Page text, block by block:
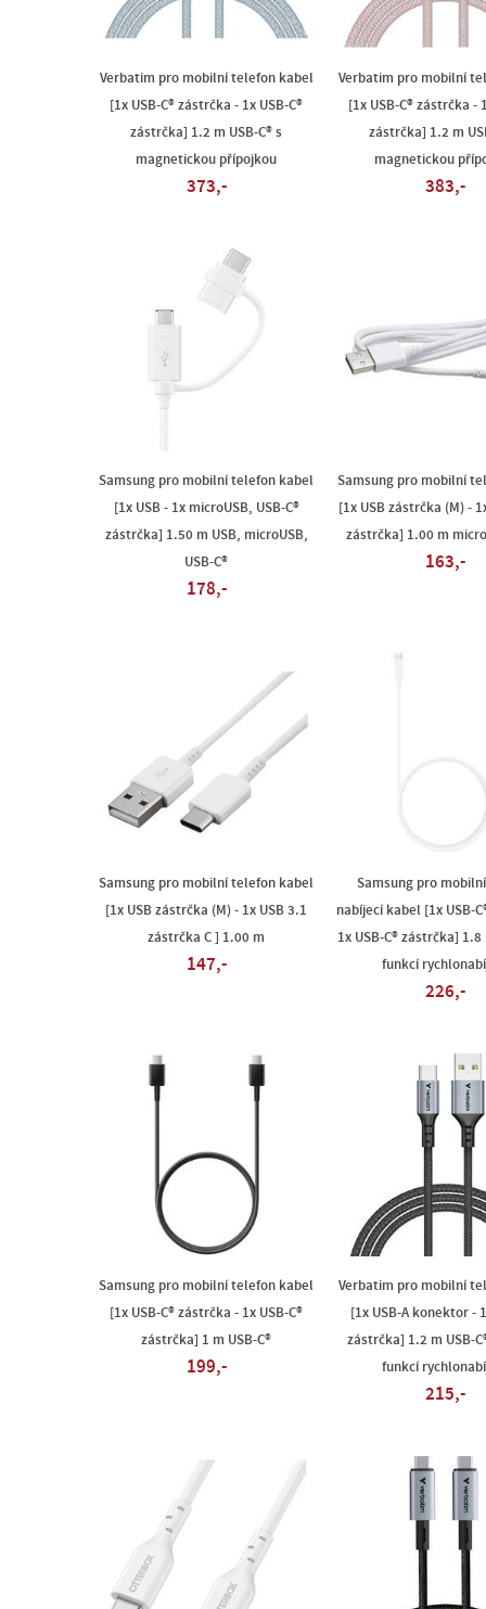
Verbatim pro mobilní telefon kabel
[1x USB-C® zástrčka - 1x USB-C®
zástrčka] 1.2 m USB-C® s
magnetickou přípojkou
373,-
Verbatim pro mobilní
[1x USB-C® zástrčka -
zástrčka] 1.2 m
magnetickou
383,-
Samsung pro mobilní telefon kabel
[1x USB - 1x microUSB, USB-C®
zástrčka] 1.50 m USB, microUSB,
USB-C®
178,-
Samsung pro mobilní
[1x USB zástrčka (M) -
zástrčka] 1.00 m
163,-
Samsung pro mobilní telefon kabel
[1x USB zástrčka (M) - 1x USB 3.1
zástrčka C ] 1.00 m
147,-
Samsung pro
nabíjecí kabel [1x USB-
1x USB-C® zástrčka] 1.8
funkcí
226,-
Samsung pro mobilní telefon kabel
[1x USB-C® zástrčka - 1x USB-C®
zástrčka] 1 m USB-C®
199,-
Verbatim pro mobilní
[1x USB-A konektor -
zástrčka] 1.2 m USB-
funkcí
215,-